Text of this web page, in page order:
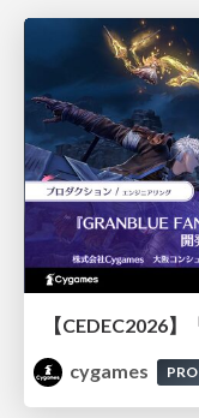
cygames
PRO